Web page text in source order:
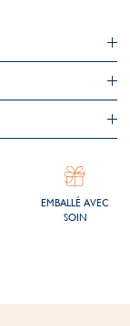
EMBALLÉ AVEC
SOIN